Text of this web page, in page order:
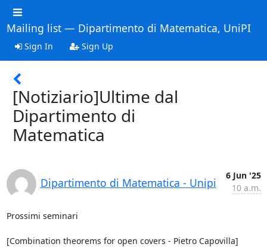
Mailing list — Dipartimento di Matematica, UniPI
Sign In Sign Up
[Notiziario]Ultime dal
Dipartimento di
Matematica
Dipartimento di Matematica - Unipi
6 Jun '25
10 a.m.
Prossimi seminari
[Combination theorems for open covers - Pietro Capovilla]